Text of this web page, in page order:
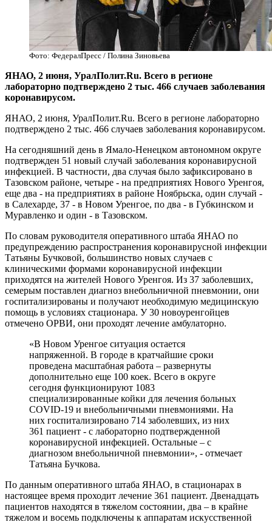
Фото: ФедералПресс / Полина Зиновьева
​ЯНАО, 2 июня, УралПолит.Ru. Всего в регионе
лабораторно подтверждено 2 тыс. 466 случаев заболевания
коронавирусом.
ЯНАО, 2 июня, УралПолит.Ru. Всего в регионе лабораторно
подтверждено 2 тыс. 466 случаев заболевания коронавирусом.
На сегодняшний день в Ямало-Ненецком автономном округе
подтвержден 51 новый случай заболевания коронавирусной
инфекцией. В частности, два случая было зафиксировано в
Тазовском районе, четыре - на предприятиях Нового Уренгоя,
еще два - на предприятиях в районе Ноябрьска, один случай -
в Салехарде, 37 - в Новом Уренгое, по два - в Губкинском и
Муравленко и один - в Тазовском.
По словам руководителя оперативного штаба ЯНАО по
предупреждению распространения коронавирусной инфекции
Татьяны Бучковой, большинство новых случаев с
клиническими формами коронавирусной инфекции
приходятся на жителей Нового Уренгоя. Из 37 заболевших,
семерым поставлен диагноз внебольничной пневмонии, они
госпитализированы и получают необходимую медицинскую
помощь в условиях стационара. У 30 новоуренгойцев
отмечено ОРВИ, они проходят лечение амбулаторно.
«В Новом Уренгое ситуация остается
напряженной. В городе в кратчайшие сроки
проведена масштабная работа – развернуты
дополнительно еще 100 коек. Всего в округе
сегодня функционируют 1083
специализированные койки для лечения больных
COVID-19 и внебольничными пневмониями. На
них госпитализировано 714 заболевших, из них
361 пациент - с лабораторно подтвержденной
коронавирусной инфекцией. Остальные – с
диагнозом внебольничной пневмонии», - отмечает
Татьяна Бучкова.
По данным оперативного штаба ЯНАО, в стационарах в
настоящее время проходит лечение 361 пациент. Двенадцать
пациентов находятся в тяжелом состоянии, два – в крайне
тяжелом и восемь подключены к аппаратам искусственной